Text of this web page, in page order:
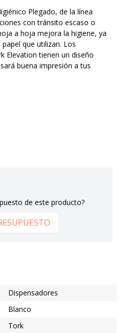
Plegado, de la línea
con tránsito escaso o
a hoja mejora la higiene, ya
que utilizan. Los
Elevation tienen un diseño
buena impresión a tus
de este producto?
Dispensadores
Blanco
Tork